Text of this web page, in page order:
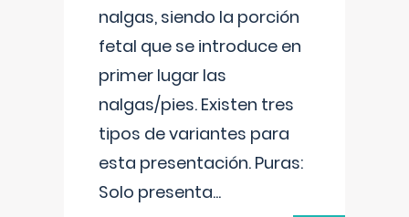
nalgas, siendo la porción
fetal que se introduce en
primer lugar las
nalgas/pies. Existen tres
tipos de variantes para
esta presentación. Puras:
Solo presenta...